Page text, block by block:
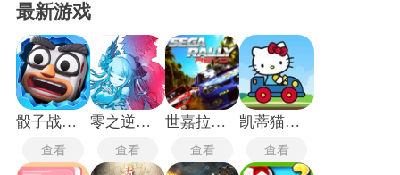
最新游戏
骰子战争最新版
查看
零之逆转英灵转生
查看
世嘉拉力进化
查看
凯蒂猫飞行冒险2
查看